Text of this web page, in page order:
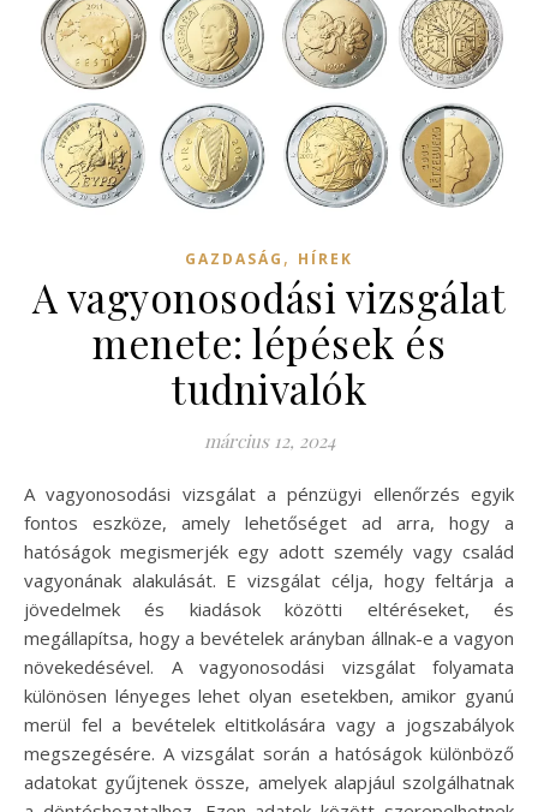
GAZDASÁG , HÍREK
A vagyonosodási vizsgálat
menete: lépések és
tudnivalók
március 12, 2024
A vagyonosodási vizsgálat a pénzügyi ellenőrzés egyik
fontos eszköze, amely lehetőséget ad arra, hogy a
hatóságok megismerjék egy adott személy vagy család
vagyonának alakulását. E vizsgálat célja, hogy feltárja a
jövedelmek és kiadások közötti eltéréseket, és
megállapítsa, hogy a bevételek arányban állnak-e a vagyon
növekedésével. A vagyonosodási vizsgálat folyamata
különösen lényeges lehet olyan esetekben, amikor gyanú
merül fel a bevételek eltitkolására vagy a jogszabályok
megszegésére. A vizsgálat során a hatóságok különböző
adatokat gyűjtenek össze, amelyek alapjául szolgálhatnak